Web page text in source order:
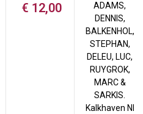
€ 12,00
ADAMS,
DENNIS,
BALKENHOL,
STEPHAN,
DELEU, LUC,
RUYGROK,
MARC &
SARKIS.
Kalkhaven Nl